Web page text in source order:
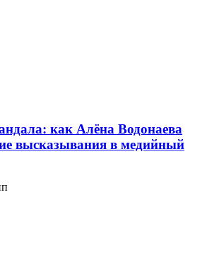
как Алёна Водонаева
высказывания в медийный